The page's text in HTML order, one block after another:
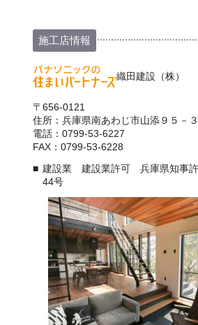
施工店情報
織田建設（株）
〒656-0121
住所：兵庫県南あわじ市山添９５－３
電話：0799-53-6227
FAX：0799-53-6228
建設業 建設業許可 兵庫県知事許
44号